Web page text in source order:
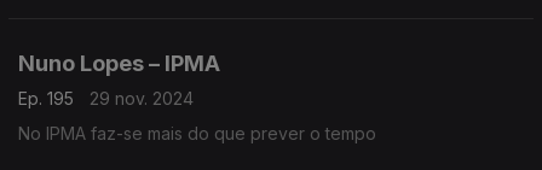
Nuno Lopes – IPMA
Ep. 195
29 nov. 2024
No IPMA faz-se mais do que prever o tempo